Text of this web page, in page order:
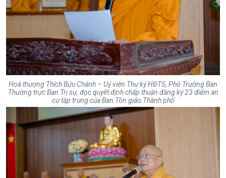
Hoà thượng Thích Bửu Chánh – Uỷ viên Thư ký HĐTS, Phó Trưởng Ban
Thường trực Ban Trị sự, đọc quyêt định chấp thuận đăng ký 23 điểm an
cư tập trung của Ban Tôn giáo Thành phố